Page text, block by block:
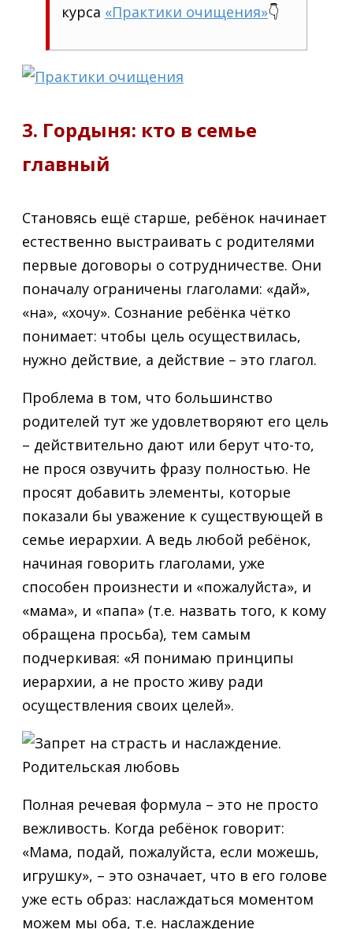
курса «Практики очищения»👇
3. Гордыня: кто в семье
главный
Становясь ещё старше, ребёнок начинает
естественно выстраивать с родителями
первые договоры о сотрудничестве. Они
поначалу ограничены глаголами: «дай»,
«на», «хочу». Сознание ребёнка чётко
понимает: чтобы цель осуществилась,
нужно действие, а действие – это глагол.
Проблема в том, что большинство
родителей тут же удовлетворяют его цель
– действительно дают или берут что-то,
не прося озвучить фразу полностью. Не
просят добавить элементы, которые
показали бы уважение к существующей в
семье иерархии. А ведь любой ребёнок,
начиная говорить глаголами, уже
способен произнести и «пожалуйста», и
«мама», и «папа» (т.е. назвать того, к кому
обращена просьба), тем самым
подчеркивая: «Я понимаю принципы
иерархии, а не просто живу ради
осуществления своих целей».
Полная речевая формула – это не просто
вежливость. Когда ребёнок говорит:
«Мама, подай, пожалуйста, если можешь,
игрушку», – это означает, что в его голове
уже есть образ: наслаждаться моментом
можем мы оба, т.е. наслаждение